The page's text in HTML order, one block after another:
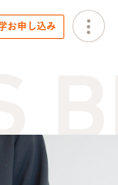
お申し込み